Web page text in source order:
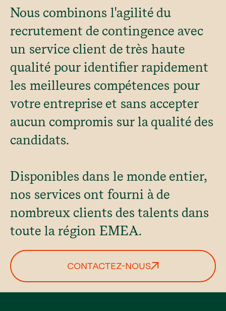
Nous combinons l'agilité du
recrutement de contingence avec
un service client de très haute
qualité pour identifier rapidement
les meilleures compétences pour
votre entreprise et sans accepter
aucun compromis sur la qualité des
candidats.
Disponibles dans le monde entier,
nos services ont fourni à de
nombreux clients des talents dans
toute la région EMEA.
CONTACTEZ-NOUS